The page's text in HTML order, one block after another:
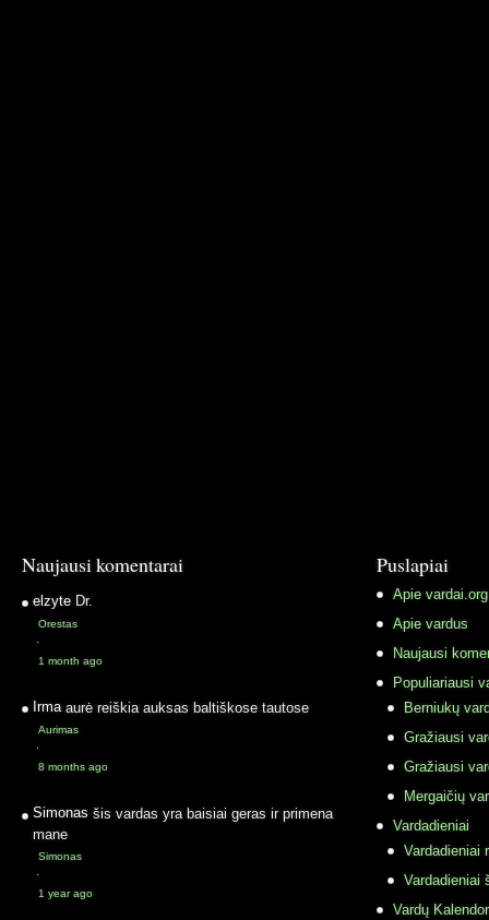
Naujausi komentarai
elzyte Dr.
Orestas
·
1 month ago
Irma aurė reiškia auksas baltiškose tautose
Aurimas
·
8 months ago
Simonas šis vardas yra baisiai geras ir primena
mane
Simonas
·
1 year ago
Puslapiai
Apie vardai.org
Apie vardus
Naujausi
Populiariausi
Berniukų
Gražiausi
Gražiausi
Mergaičių
Vardadieniai
Vardadieniai
Vardadieniai
Vardų